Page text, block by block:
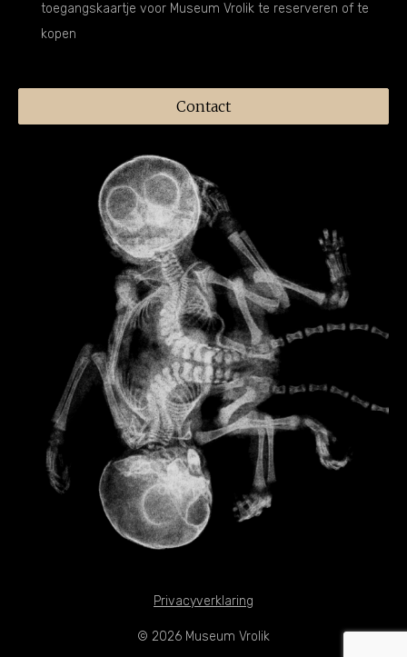
toegangskaartje voor Museum Vrolik te reserveren of te
kopen
Contact
Privacyverklaring
© 2026 Museum Vrolik